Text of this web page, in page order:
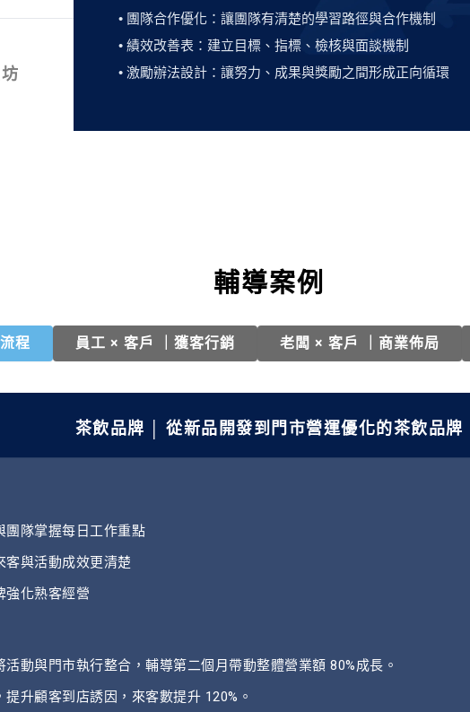
• 團隊合作優化：讓團隊有清楚的學習路徑與合作機制
• 績效改善表：建立目標、指標、檢核與面談機制
• 激勵辦法設計：讓努力、成果與獎勵之間形成正向循環
輔導案例
程 員工 × 客戶 ｜ 獲客行銷 老闆 × 客戶 ｜ 商業佈局
茶飲品牌 │ 從新品開發到門市營運優化的茶飲品牌
團隊掌握每日工作重點
客與活動成效更清楚
強化熟客經營
動與門市執行整合，輔導第二個月帶動整體營業額 80%成長。
升顧客到店誘因，來客數提升 120%。